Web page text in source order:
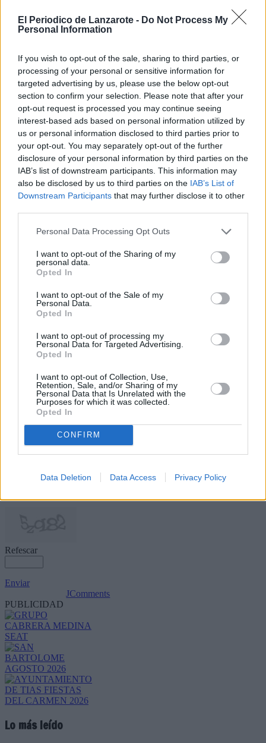
El Periodico de Lanzarote - Do Not Process My
Personal Information
If you wish to opt-out of the sale, sharing to third parties, or
processing of your personal or sensitive information for
targeted advertising by us, please use the below opt-out
section to confirm your selection. Please note that after your
opt-out request is processed you may continue seeing
interest-based ads based on personal information utilized by
us or personal information disclosed to third parties prior to
your opt-out. You may separately opt-out of the further
disclosure of your personal information by third parties on the
IAB’s list of downstream participants. This information may
also be disclosed by us to third parties on the IAB’s List of
Downstream Participants that may further disclose it to other
Personal Data Processing Opt Outs
I want to opt-out of the Sharing of my
personal data.
Opted In
I want to opt-out of the Sale of my
Personal Data.
Opted In
I want to opt-out of processing my
Personal Data for Targeted Advertising.
Opted In
I want to opt-out of Collection, Use,
Retention, Sale, and/or Sharing of my
Personal Data that Is Unrelated with the
Purposes for which it was collected.
Opted In
CONFIRM
Data Deletion Data Access Privacy Policy
de la función educativa: ningún oficio o
profesión puede ejercerse de manera
una formación teórica, cultural, política
y social más amplia, capaz de animar
al alumnado a cultivar su espíritu con
autonomía y dar libre curso a sus
curiositas (inquietud intelectual y deseo
de saber). “Estoy hablando también, de
enseñar a ejercer el pensamiento
crítico”.
No hay razones objetivas para no
compartir la defensa de la universidad
pública, “la de las minorías”, sí, la
mismísima “que lucha por esas cosas
inútiles que son la diversidad, la
pensamiento…”.
De acuerdo profe, el futuro no se
construye en parlamentos, rectorados,
despachos de gobierno o entre
dentro del aula de clase. Echamos en
falta más voces y acciones valientes
que abran mentes y abracen distintas
Nombre
(requerido)
Refescar
Enviar
JComments
PUBLICIDAD
Lo más leído